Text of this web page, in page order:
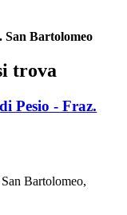
San Bartolomeo
trova
Pesio - Fraz.
Bartolomeo,